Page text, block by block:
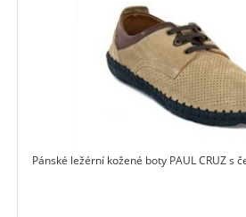
Pánské ležérní kožené boty PAUL CRUZ s